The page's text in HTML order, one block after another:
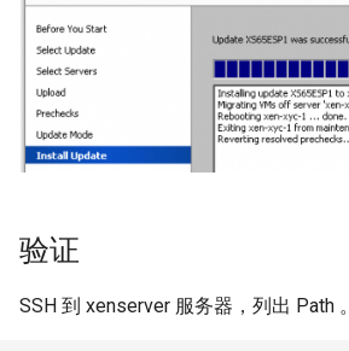
Docker exec 命令
Docker 推送镜像到仓库要几
步？
Docker tag 为镜像打标记
使用 Dockerfile 创建镜像
ldconfig 命令
su 命令
alias 命令
使用 Pecl 安装 imagick扩展
使用 parted 调整磁盘分区大
Mysql 基本sql语句
Mysql show processlist
验证
SSH 到 xenserver 服务器，列出 Path 。